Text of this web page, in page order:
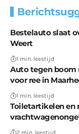
Bestelauto slaat
Weert
1 min. leestijd
Auto tegen
voor ree in
1 min. leestijd
Toiletartikelen en
2 min. leestijd